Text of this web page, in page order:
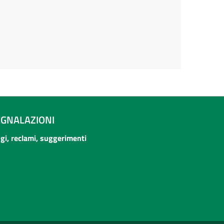
reclami, suggerimenti